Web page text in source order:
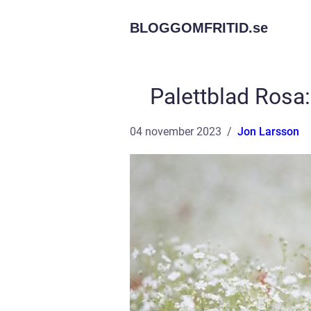
BLOGGOMFRITID.se
Palettblad
04 november 2023 Jon Larsson